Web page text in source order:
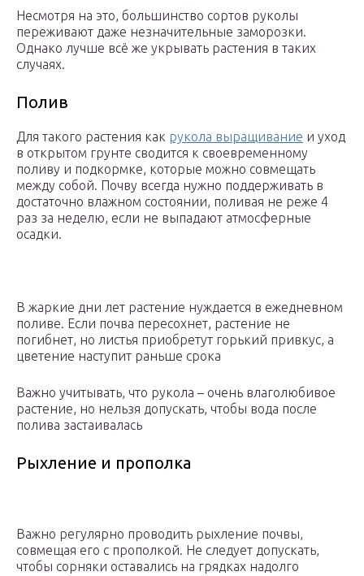
Несмотря на это, большинство сортов руколы
переживают даже незначительные заморозки.
Однако лучше всё же укрывать растения в таких
случаях.
Полив
Для такого растения как рукола выращивание и уход
в открытом грунте сводится к своевременному
поливу и подкормке, которые можно совмещать
между собой. Почву всегда нужно поддерживать в
достаточно влажном состоянии, поливая не реже 4
раз за неделю, если не выпадают атмосферные
осадки.
В жаркие дни лет растение нуждается в ежедневном
поливе. Если почва пересохнет, растение не
погибнет, но листья приобретут горький привкус, а
цветение наступит раньше срока
Важно учитывать, что рукола – очень влаголюбивое
растение, но нельзя допускать, чтобы вода после
полива застаивалась
Рыхление и прополка
Важно регулярно проводить рыхление почвы,
совмещая его с прополкой. Не следует допускать,
чтобы сорняки оставались на грядках надолго